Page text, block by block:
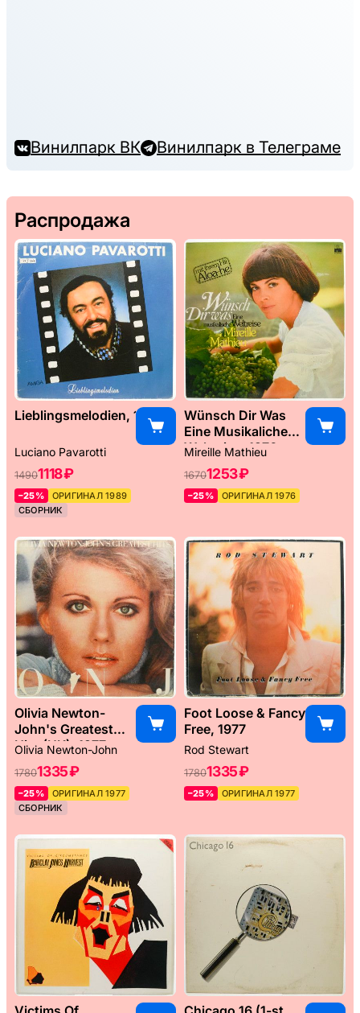
Винилпарк ВК Винилпарк в Телеграме
Распродажа
Lieblingsmelodien, 1989
Luciano Pavarotti
14901118 ₽
–25%
ОРИГИНАЛ 1989
СБОРНИК
Wünsch Dir Was
Eine Musikaliche
Weltreise, 1976
Mireille Mathieu
16701253 ₽
–25% ОРИГИНАЛ 1976
Olivia Newton-
John's Greatest
Hits (UK), 1977
Olivia Newton-John
17801335 ₽
–25%
ОРИГИНАЛ 1977
СБОРНИК
Foot Loose & Fancy
Free, 1977
Rod Stewart
17801335 ₽
–25% ОРИГИНАЛ 1977